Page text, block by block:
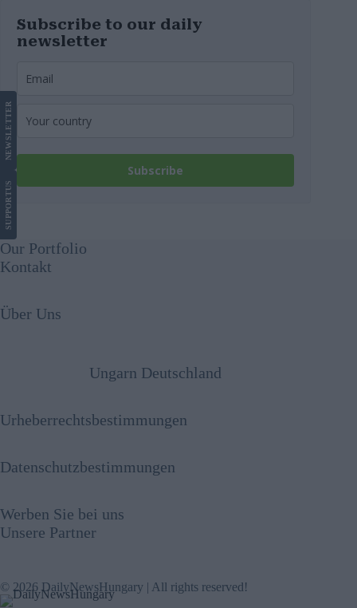
Subscribe to our daily
newsletter
Subscribe
SUPPORT
US
NEWS
LETTER
Our Portfolio
Kontakt
Über Uns
Ungarn Deutschland
Urheberrechtsbestimmungen
Datenschutzbestimmungen
Werben Sie bei uns
Unsere Partner
© 2026 DailyNewsHungary | All rights reserved!